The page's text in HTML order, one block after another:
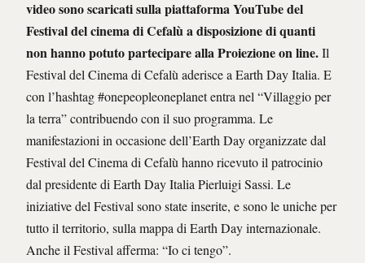
video sono scaricati sulla piattaforma YouTube del
Festival del cinema di Cefalù a disposizione di quanti
non hanno potuto partecipare alla Proiezione on line.Il
Festival del Cinema di Cefalù aderisce a Earth Day Italia. E
con l’hashtag #onepeopleoneplanet entra nel “Villaggio per
la terra” contribuendo con il suo programma. Le
manifestazioni in occasione dell’Earth Day organizzate dal
Festival del Cinema di Cefalù hanno ricevuto il patrocinio
dal presidente di Earth Day Italia Pierluigi Sassi. Le
iniziative del Festival sono state inserite, e sono le uniche per
tutto il territorio, sulla mappa di Earth Day internazionale.
Anche il Festival afferma: “Io ci tengo”.